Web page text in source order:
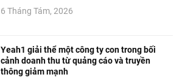
6 Tháng Tám, 2026
Yeah1 giải thể một công ty con trong bối
cảnh doanh thu từ quảng cáo và truyền
thông giảm mạnh